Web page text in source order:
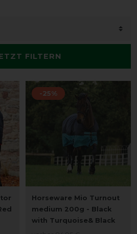
FILTERN
-25%
Horseware Mio Turnout
medium 200g - Black
with Turquoise& Black